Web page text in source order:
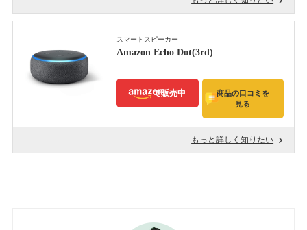
スマートスピーカー
Amazon Echo Dot(3rd)
で販売中
商品の口コミを
見る
もっと詳しく知りたい